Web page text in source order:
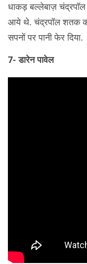
धाकड़ बल्लेबाज़
आये थे. चंद्रपॉल शतक
सपनों पर पानी फेर दिया.
7- डारेन पावेल